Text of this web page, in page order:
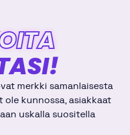
merkki samanlaisesta
kunnossa, asiakkaat
uskalla suositella